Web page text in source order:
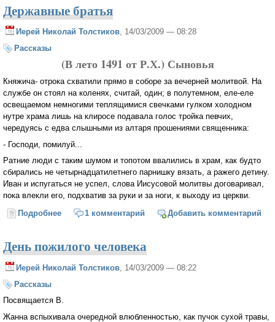
Державные братья
Иерей Николай Толстиков, 14/03/2009 — 08:28
Рассказы
(В лето 1491 от Р.Х.) Сыновья
Княжича- отрока схватили прямо в соборе за вечерней молитвой. На
службе он стоял на коленях, считай, один; в полутемном, еле-еле
освещаемом немногими теплящимися свечками гулком холодном
нутре храма лишь на клиросе подавала голос тройка певчих,
чередуясь с едва слышными из алтаря прошениями священника:
- Господи, помилуй...
Ратние люди с таким шумом и топотом ввалились в храм, как будто
сбирались не четырнадцатилетнего парнишку вязать, а ражего детину.
Иван и испугаться не успел, слова Иисусовой молитвы договаривал,
пока влекли его, подхватив за руки и за ноги, к выходу из церкви.
Подробнее о Державные братья
1 комментарий Добавить комментарий
День пожилого человека
Иерей Николай Толстиков , 14/03/2009 — 08:22
Рассказы
Посвящается В.
Жанна вспыхивала очередной влюбленностью, как пучок сухой травы,